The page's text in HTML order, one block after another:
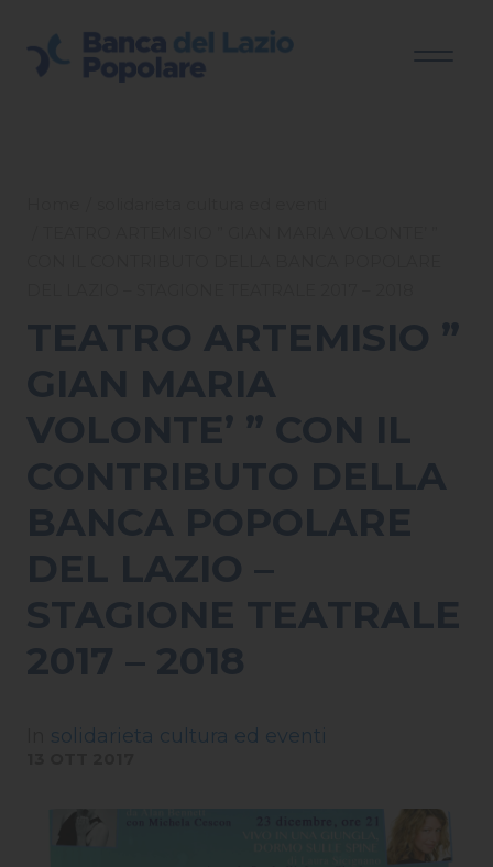
TEATRO ARTEMISIO ”
GIAN MARIA
VOLONTE’ ” CON IL
CONTRIBUTO DELLA
BANCA POPOLARE
DEL LAZIO –
STAGIONE TEATRALE
2017 – 2018
solidarieta cultura ed eventi